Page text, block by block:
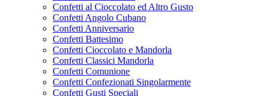
Confetti al Cioccolato ed Altro Gusto
Confetti Angolo Cubano
Confetti Anniversario
Confetti Battesimo
Confetti Cioccolato e Mandorla
Confetti Classici Mandorla
Confetti Comunione
Confetti Confezionati Singolarmente
Confetti Gusti Speciali